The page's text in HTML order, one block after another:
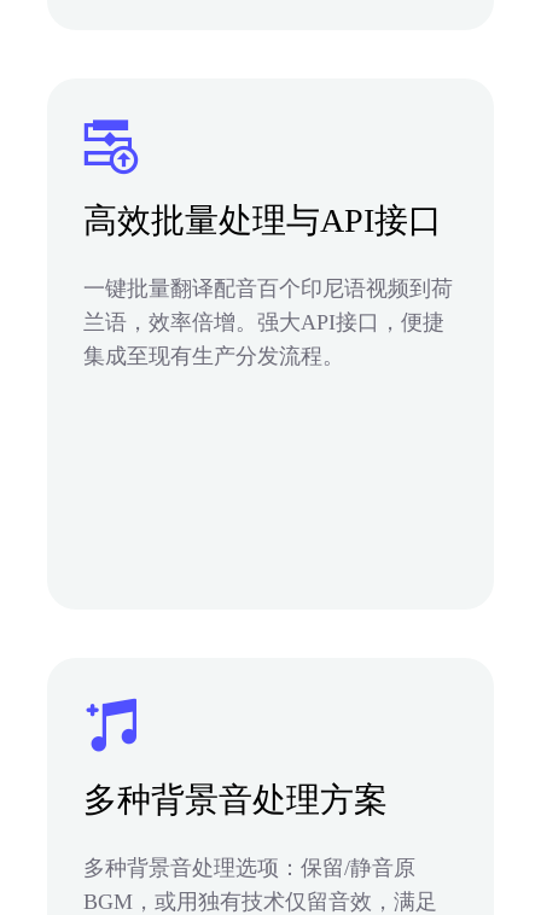
高效批量处理与API接口
一键批量翻译配音百个印尼语视频到荷
兰语，效率倍增。强大API接口，便捷
集成至现有生产分发流程。
多种背景音处理方案
多种背景音处理选项：保留/静音原
BGM，或用独有技术仅留音效，满足